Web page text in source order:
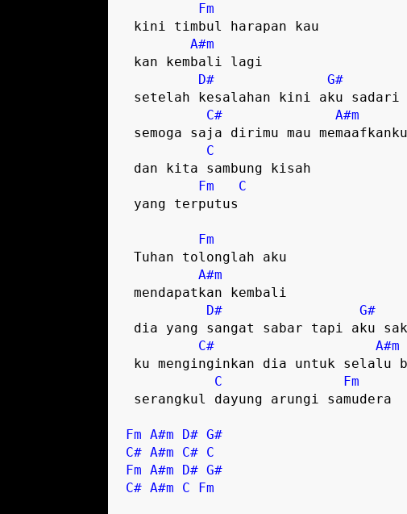
Fm
A#m
D#
G#
C#
A#m
C
Fm
C
Fm
A#m
D#
G#
C#
A#m
C
Fm
Fm A#m D# G#
C# A#m C# C
Fm A#m D# G#
C# A#m C Fm